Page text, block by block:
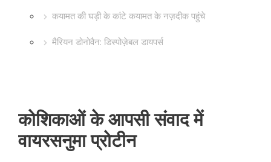
कयामत की घड़ी के कांटे कयामत के नज़दीक पहुंचे
मैरियन डोनोवैन: डिस्पोज़ेबल डायपर्स
कोशिकाओं के आपसी संवाद में
वायरसनुमा प्रोटीन